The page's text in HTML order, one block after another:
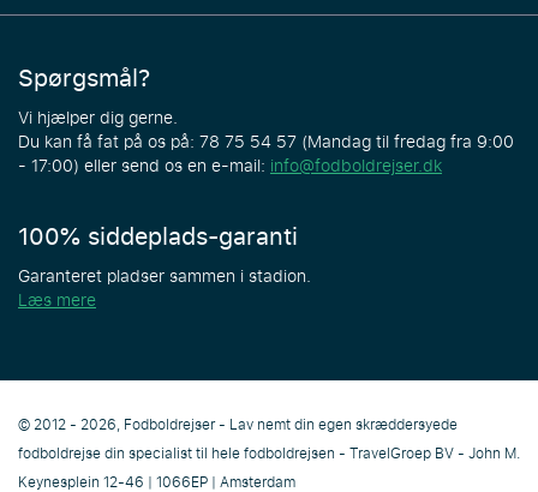
Spørgsmål?
Vi hjælper dig gerne.
Du kan få fat på os på: 78 75 54 57 (Mandag til fredag fra 9:00
- 17:00) eller send os en e-mail: info@fodboldrejser.dk
100% siddeplads-garanti
Garanteret pladser sammen i stadion.
Læs mere
© 2012 - 2026, Fodboldrejser - Lav nemt din egen skræddersyede
fodboldrejse din specialist til hele fodboldrejsen - TravelGroep BV - John M.
Keynesplein 12-46 | 1066EP | Amsterdam